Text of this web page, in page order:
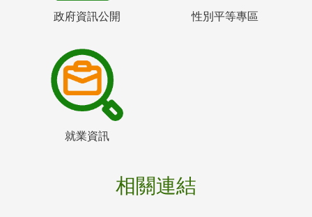
政府資訊公開 性別平等專區
就業資訊
相關連結